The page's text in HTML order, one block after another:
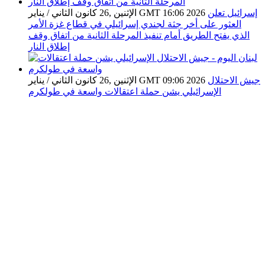
الإثنين ,26 كانون الثاني / يناير GMT 16:06 2026 إسرائيل تعلن
العثور على أخر جثة لجندي إسرائيلي في قطاع غزة الأمر
الذي يفتح الطريق أمام تنفيذ المرحلة الثانية من اتفاق وقف
إطلاق النار
الإثنين ,26 كانون الثاني / يناير GMT 09:06 2026 جيش الاحتلال
الإسرائيلي يشن حملة اعتقالات واسعة في طولكرم